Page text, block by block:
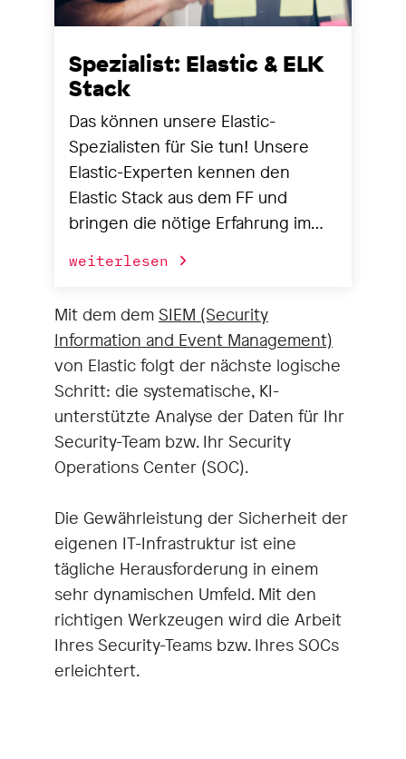
Spezialist: Elastic & ELK
Stack
Das können unsere Elastic-
Spezialisten für Sie tun! Unsere
Elastic-Experten kennen den
Elastic Stack aus dem FF und
bringen die nötige Erfahrung im
und in der Entwicklung im Elastic-
helfen:Beratung zu Einsatz und
VoraussetzungenUnterstützung
beim DeploymentIntegration in
Ihre Umgebung - bei Ihnen vor Ort
oder remoteEntwicklung von
individuellen Add-ons,
Schnittstellen etc.Aufsetzen von
auch bei uns im
RechenzentrumWorkshop zu
Elastic (Remote oder vor Ort)
weiterlesen
Mit dem dem SIEM (Security
Information and Event Management)
von Elastic folgt der nächste logische
Schritt: die systematische, KI-
unterstützte Analyse der Daten für Ihr
Security-Team bzw. Ihr Security
Operations Center (SOC).
Die Gewährleistung der Sicherheit der
eigenen IT-Infrastruktur ist eine
tägliche Herausforderung in einem
sehr dynamischen Umfeld. Mit den
richtigen Werkzeugen wird die Arbeit
Ihres Security-Teams bzw. Ihres SOCs
erleichtert.